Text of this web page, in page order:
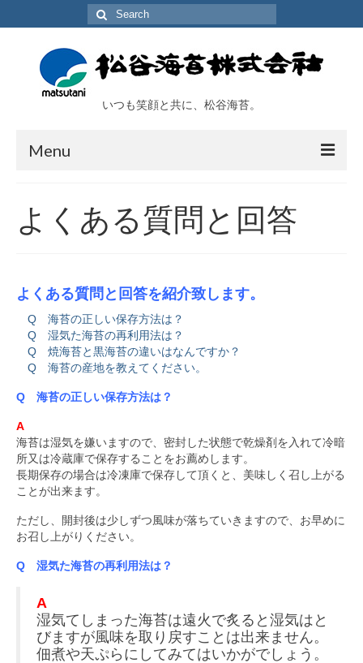
Search
for:
いつも笑顔と共に、松谷海苔。
Menu
会社概要
取扱い商品
海苔アラカルト
オンラインショップ
SDGsへの取組み
お問い合わせ
リクルート
よくある質問と回答
よくある質問と回答を紹介致します。
Q 海苔の正しい保存方法は？
Q 湿気た海苔の再利用法は？
Q 焼海苔と黒海苔の違いはなんですか？
Q 海苔の産地を教えてください。
Q 海苔の正しい保存方法は？
A
海苔は湿気を嫌いますので、密封した状態で乾燥剤を入れて冷暗
所又は冷蔵庫で保存することをお薦めします。
長期保存の場合は冷凍庫で保存して頂くと、美味しく召し上がる
ことが出来ます。
ただし、開封後は少しずつ風味が落ちていきますので、お早めに
お召し上がりください。
Q 湿気た海苔の再利用法は？
A
湿気てしまった海苔は遠火で炙ると湿気はと
びますが風味を取り戻すことは出来ません。
佃煮や天ぷらにしてみてはいかがでしょう。